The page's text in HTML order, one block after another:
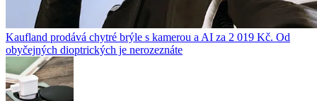
Kaufland prodává chytré brýle s kamerou a AI za 2 019 Kč. Od
obyčejných dioptrických je nerozeznáte